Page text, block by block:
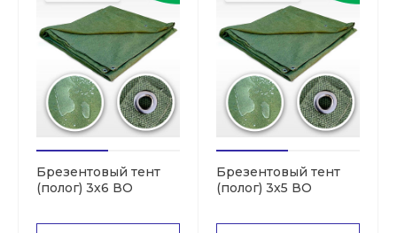
Брезентовый тент
(полог) 3х6 ВО
Брезентовый тент
(полог) 3х5 ВО